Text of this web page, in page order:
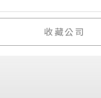
收藏公司